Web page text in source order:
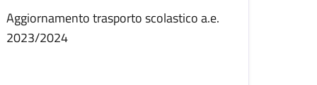
Aggiornamento trasporto scolastico a.e.
2023/2024